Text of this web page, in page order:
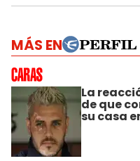
MÁS EN
La
de que
su casa